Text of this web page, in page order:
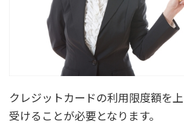
クレジットカードの利用限度額を
受けることが必要となります。